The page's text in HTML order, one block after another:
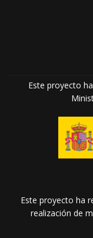
Este proyecto
Este proyecto ha
realización de